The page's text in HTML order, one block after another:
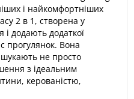
і найкомфортніших
2 в 1, створена у
і додають додаткої
прогулянок. Вона
шукають не просто
з ідеальним
керованістю,